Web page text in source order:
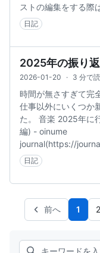
ストの編集をする際
日記
2025年の振り
2026-01-20 · 3 分で
時間が無さすぎて完
仕事以外にいくつか
た。 音楽 2025年に
編) - oinume
journal(https://
日記
前へ 1 2
Search